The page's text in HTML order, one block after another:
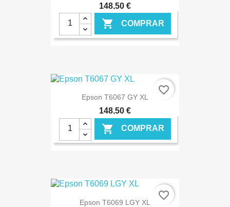
148,50 €
 COMPRAR
€ ONLINE
Epson T6067 GY XL
148,50 €
 COMPRAR
€ ONLINE
favorite_border
Epson T6069 LGY XL
favorite_border